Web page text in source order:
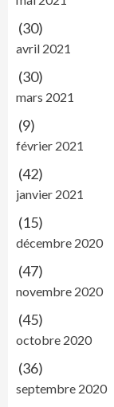
(30)
avril 2021
(30)
mars 2021
(9)
février 2021
(42)
janvier 2021
(15)
décembre 2020
(47)
novembre 2020
(45)
octobre 2020
(36)
septembre 2020